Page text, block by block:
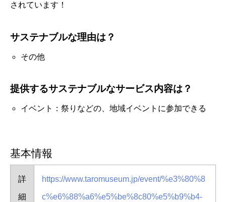
されています！
サステナブルな理由は？
その他
提供するサステナブルなサービス内容は？
イベント：祭りなどの、地域イベントに参加できる
基本情報
詳
細
https://www.taromuseum.jp/event/%e3%80%8
c%e6%88%a6%e5%be%8c80%e5%b9%b4-